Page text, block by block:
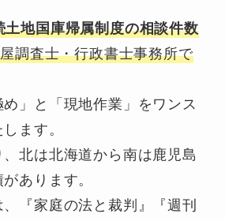
土地国庫帰属制度の相談件数
調査士・行政書士事務所で
め」と「現地作業」をワンス
ます。
、北は北海道から南は鹿児島
あります。
『家庭の法と裁判』『週刊